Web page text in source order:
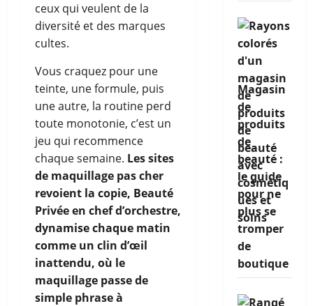
ceux qui veulent de la
diversité et des marques
cultes.
Vous craquez pour une
teinte, une formule, puis
une autre, la routine perd
toute monotonie, c’est un
jeu qui recommence
chaque semaine. Les sites
de maquillage pas cher
revoient la copie, Beauté
Privée en chef d’orchestre,
dynamise chaque matin
comme un clin d’œil
inattendu, où le
maquillage passe de
simple phrase à
Magasin
de
produits
de
beauté :
le guide
pour ne
plus se
tromper
de
boutique